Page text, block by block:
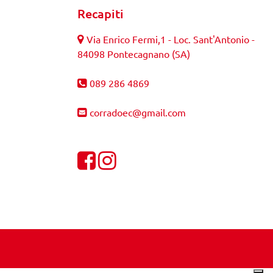
Recapiti
Via Enrico Fermi,1 - Loc. Sant'Antonio -
84098 Pontecagnano (SA)
089 286 4869
corradoec@gmail.com
Visualizza la nostra pagina Facebook
Visualizza il nostro profilo Instagram